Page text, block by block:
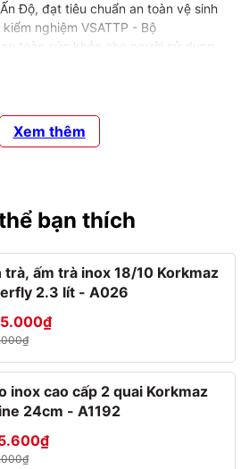
Độ, đạt tiêu chuẩn an toàn vệ sinh
nghiệm VSATTP - Bộ
toàn sức khỏe cho người sử dụng.
sáng hơn.
hấp thụ mùi và màu thực phẩm,
lò vi sóng, tủ lạnh và máy rửa chén.
bảo quản bằng một lớp dầu chống
luôn bóng đẹp và tránh được các
từ môi trường bên ngoài. Do đó
rửa kỹ bằng nước ấm pha nước rửa
kích thước sau:
22.5cm lòng đĩa có độ sâu với độ uốn
để thức ăn lỏng không bị tràn ra ngoài
đựng các món soup, món kho, món
Xem thêm
bạn thích
trà, ấm trà inox 18/10 Korkmaz
2.3 lít - A026
inox cao cấp 2 quai Korkmaz
24cm - A1192